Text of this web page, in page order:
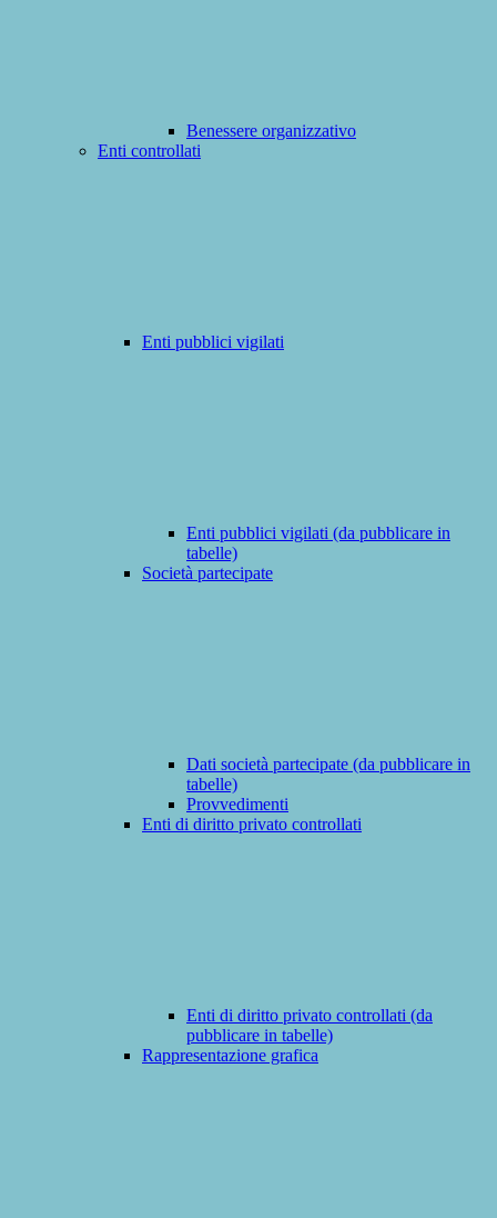
Benessere organizzativo
Enti controllati
Enti pubblici vigilati
Enti pubblici vigilati (da pubblicare in
tabelle)
Società partecipate
Dati società partecipate (da pubblicare in
tabelle)
Provvedimenti
Enti di diritto privato controllati
Enti di diritto privato controllati (da
pubblicare in tabelle)
Rappresentazione grafica